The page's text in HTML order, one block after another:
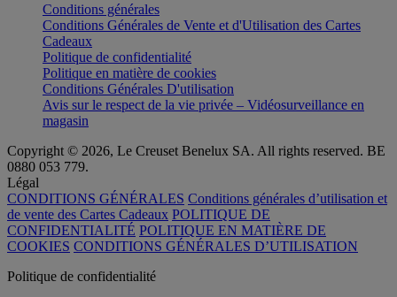
Conditions générales
Conditions Générales de Vente et d'Utilisation des Cartes
Cadeaux
Politique de confidentialité
Politique en matière de cookies
Conditions Générales D'utilisation
Avis sur le respect de la vie privée – Vidéosurveillance en
magasin
Copyright © 2026, Le Creuset Benelux SA. All rights reserved. BE
0880 053 779.
Légal
CONDITIONS GÉNÉRALES Conditions générales d’utilisation et
de vente des Cartes Cadeaux POLITIQUE DE
CONFIDENTIALITÉ POLITIQUE EN MATIÈRE DE
COOKIES CONDITIONS GÉNÉRALES D’UTILISATION
Politique de confidentialité